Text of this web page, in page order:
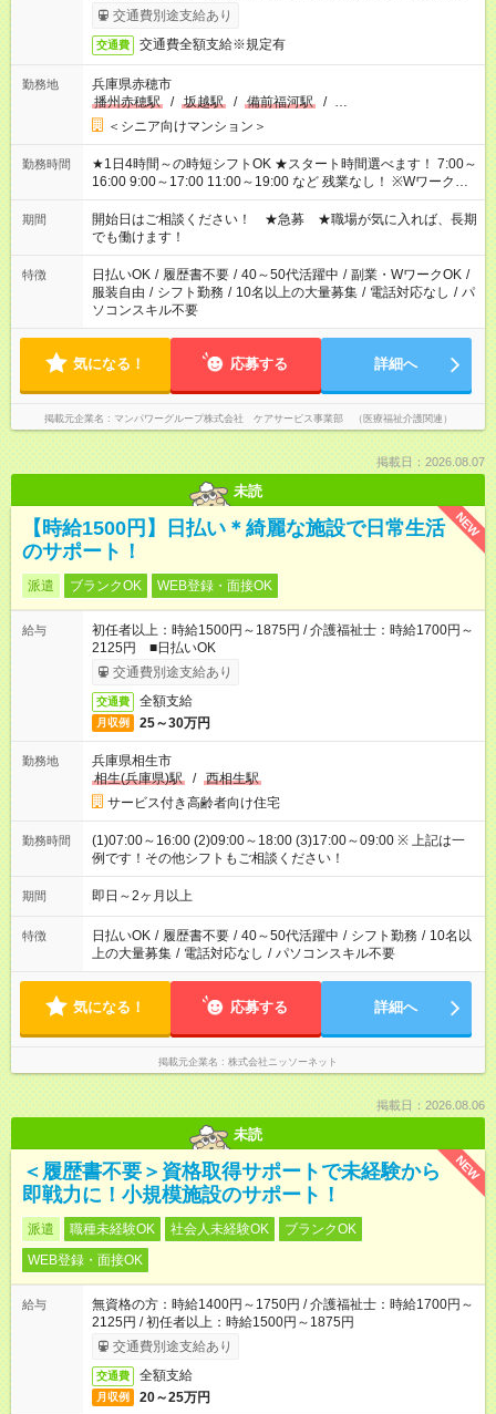
了次第のお支払いとなります。
交通費別途支給あり
交通費 交通費全額支給※規定有
勤務地
兵庫県赤穂市
播州赤穂駅
/ 坂越駅 / 備前福河駅 / …
＜シニア向けマンション＞
勤務時間
★1日4時間～の時短シフトOK ★スタート時間選べます！ 7:00～
16:00 9:00～17:00 11:00～19:00 など 残業なし！ ※Wワークの
場合、他のお仕事と合わせ週40時間超の就業はご案内できませ
ん ※法令に基づき、週20時間以上勤務は社会保険への加入対象
となります ※労働者派遣法（日雇い派遣の原則禁止）により、
短時間・短期間の就業はご案内が難しい場合があります
期間
開始日はご相談ください！ ★急募 ★職場が気に入れば、長期
でも働けます！
特徴 日払いOK / 履歴書不要 / 40～50代活躍中 / 副業・WワークOK /
服装自由 / シフト勤務 / 10名以上の大量募集 / 電話対応なし / パ
ソコンスキル不要
気になる！ 応募する 詳細へ
掲載元企業名 マンパワーグループ株式会社 ケアサービス事業部 （医療福祉介護関連）
掲載日：2026.08.07
未読
NEW
【時給1500円】日払い＊綺麗な施設で日常生活
のサポート！
派遣 ブランクOK WEB登録・面接OK
給与
初任者以上：時給1500円～1875円 / 介護福祉士：時給1700円～
2125円 ■日払いOK
交通費別途支給あり
交通費 全額支給
月収例 25～30万円
勤務地
兵庫県相生市
相生(兵庫県)駅
/ 西相生駅
サービス付き高齢者向け住宅
勤務時間
(1)07:00～16:00 (2)09:00～18:00 (3)17:00～09:00 ※ 上記は一
例です！その他シフトもご相談ください！
期間 即日～2ヶ月以上
特徴 日払いOK / 履歴書不要 / 40～50代活躍中 / シフト勤務 / 10名以
上の大量募集 / 電話対応なし / パソコンスキル不要
気になる！ 応募する 詳細へ
掲載元企業名 株式会社ニッソーネット
掲載日：2026.08.06
未読
NEW
＜履歴書不要＞資格取得サポートで未経験から
即戦力に！小規模施設のサポート！
派遣 職種未経験OK 社会人未経験OK
ブランクOK
WEB登録・面接OK
給与
無資格の方：時給1400円～1750円 / 介護福祉士：時給1700円～
2125円 / 初任者以上：時給1500円～1875円
交通費別途支給あり
交通費 全額支給
月収例 20～25万円